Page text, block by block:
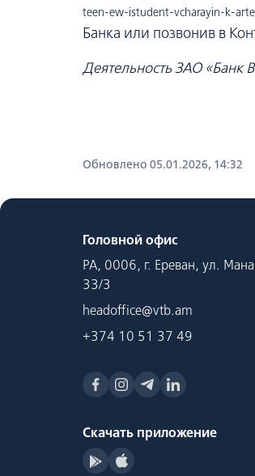
teen-ew-istudent-vcharayin-k-
Банка или позвонив в
Деятельность ЗАО «Банк
Обновлено 05.01.2026, 14:32
Головной офис
РА, 0006, г. Ереван, ул.
33/3
headoffice@vtb.am
+374 10 51 37 49
Скачать приложение